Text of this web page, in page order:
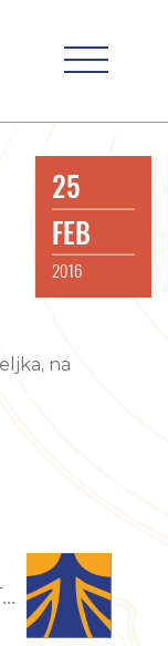
25
FEB
2016
na